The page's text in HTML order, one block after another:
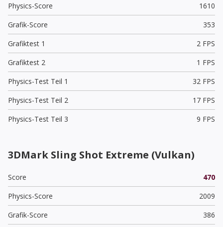
Physics-Score
1610
Grafik-Score
353
Grafiktest 1
2 FPS
Grafiktest 2
1 FPS
Physics-Test Teil 1
32 FPS
Physics-Test Teil 2
17 FPS
Physics-Test Teil 3
9 FPS
3DMark Sling Shot Extreme (Vulkan)
Score
470
Physics-Score
2009
Grafik-Score
386